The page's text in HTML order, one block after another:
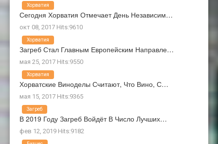
Сегодня Хорватия Отмечает День Независим…
окт 08, 2017 Hits:9610
Хорватия
Загреб Стал Главным Европейским Направле…
мая 25, 2017 Hits:9550
Хорватия
Хорватские Виноделы Считают, Что Вино, С…
мая 15, 2017 Hits:9365
Хорватия
В 2019 Году Загреб Войдёт В Число Лучших…
фев 12, 2019 Hits:9182
Загреб